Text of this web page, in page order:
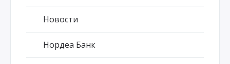
Новости
Нордеа Банк